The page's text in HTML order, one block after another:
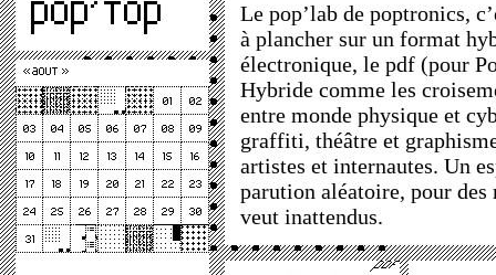
Le pop’lab de poptronics,
à plancher sur un format
électronique, le pdf (pour
Hybride comme les
entre monde physique et
graffiti, théâtre et
artistes et internautes. Un
parution aléatoire, pour des
veut inattendus.